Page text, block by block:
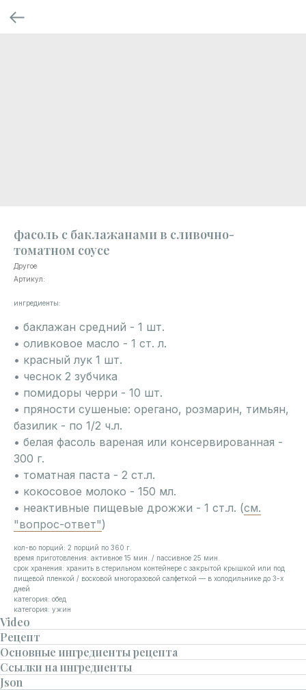
фасоль с баклажанами в сливочно-
томатном соусе
Другое
Артикул:
ингредиенты:
• баклажан средний - 1 шт.
• оливковое масло - 1 ст. л.
• красный лук 1 шт.
• чеснок 2 зубчика
• помидоры черри - 10 шт.
• пряности сушеные: орегано, розмарин, тимьян,
базилик - по 1/2 ч.л.
• белая фасоль вареная или консервированная -
300 г.
• томатная паста - 2 ст.л.
• кокосовое молоко - 150 мл.
• неактивные пищевые дрожжи - 1 ст.л. (см.
"вопрос-ответ")
кол-во порций: 2 порций по 360 г.
время приготовления: активное 15 мин. / пассивное 25 мин.
срок хранения: хранить в стерильном контейнере с закрытой крышкой или под
пищевой пленкой / восковой многоразовой салфеткой — в холодильнике до 3-х
дней
категория: обед
категория: ужин
Video
Рецепт
Основные ингредиенты рецепта
Ссылки на ингредиенты
Json